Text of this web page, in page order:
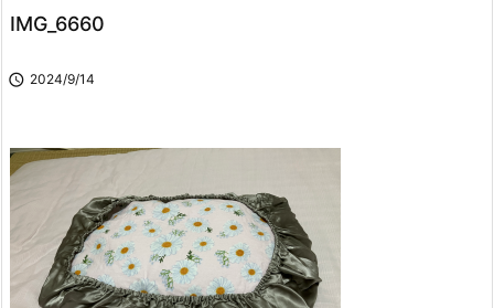
IMG_6660
 2024/9/14